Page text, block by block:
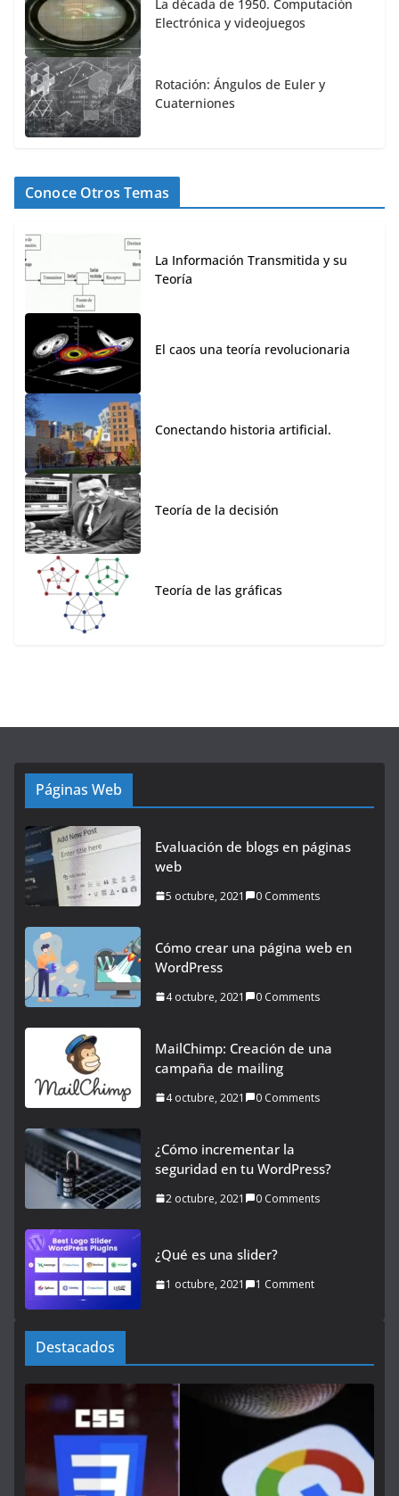
La década de 1950. Computación
Electrónica y videojuegos
Rotación: Ángulos de Euler y
Cuaterniones
Conoce Otros Temas
La Información Transmitida y su
Teoría
El caos una teoría revolucionaria
Conectando historia artificial.
Teoría de la decisión
Teoría de las gráficas
Páginas Web
Evaluación de blogs en páginas
web
5 octubre, 2021 0 Comments
Cómo crear una página web en
WordPress
4 octubre, 2021 0 Comments
MailChimp: Creación de una
campaña de mailing
4 octubre, 2021 0 Comments
¿Cómo incrementar la
seguridad en tu WordPress?
2 octubre, 2021 0 Comments
¿Qué es una slider?
1 octubre, 2021 1 Comment
Destacados